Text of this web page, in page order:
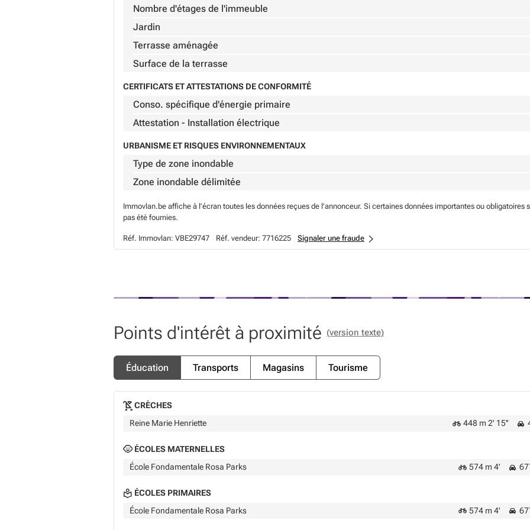
Nombre d'étages de l'immeuble
Jardin
Terrasse aménagée
Surface de la terrasse
CERTIFICATS ET ATTESTATIONS DE CONFORMITÉ
Conso. spécifique d'énergie primaire
Attestation - Installation électrique
URBANISME ET RISQUES ENVIRONNEMENTAUX
Type de zone inondable
Zone inondable délimitée
Immovlan.be affiche à l’écran toutes les données reçues de l’annonceur. Si certaines données importantes ou obligatoires
pas été fournies.
Réf. Immovlan: VBE29747 Réf. vendeur: 7716225 Signaler une fraude
Points d'intérêt à proximité (version texte)
Éducation Transports Magasins Tourisme
CRÈCHES
Reine Marie Henriette
448 m 2' 15''
ÉCOLES MATERNELLES
École Fondamentale Rosa Parks
574 m 4'
ÉCOLES PRIMAIRES
École Fondamentale Rosa Parks
574 m 4'